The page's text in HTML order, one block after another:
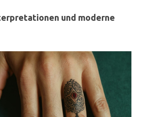
und moderne